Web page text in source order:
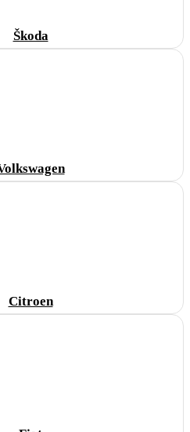
Škoda
Citroen